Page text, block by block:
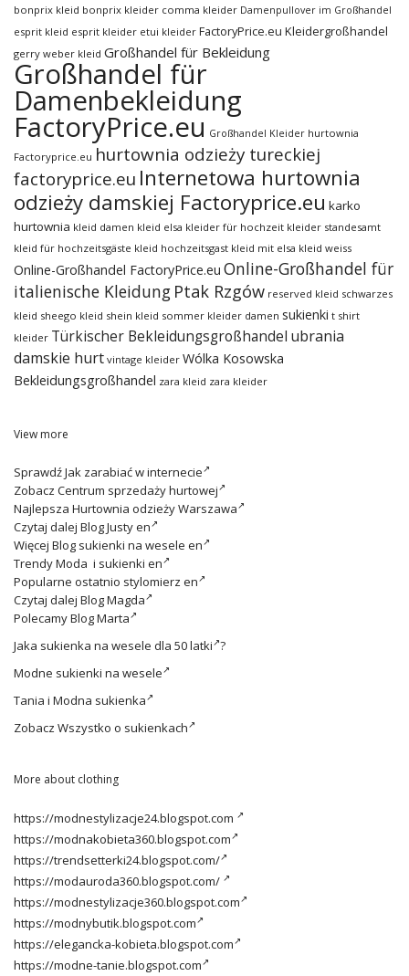
bonprix kleid bonprix kleider comma kleider Damenpullover im Großhandel
esprit kleid esprit kleider etui kleider FactoryPrice.eu Kleidergroßhandel
gerry weber kleid Großhandel für Bekleidung
Großhandel für
Damenbekleidung
FactoryPrice.eu Großhandel Kleider hurtownia
Factoryprice.eu hurtownia odzieży tureckiej
factoryprice.eu Internetowa hurtownia
odzieży damskiej Factoryprice.eu karko
hurtownia kleid damen kleid elsa kleider für hochzeit kleider standesamt
kleid für hochzeitsgäste kleid hochzeitsgast kleid mit elsa kleid weiss
Online-Großhandel FactoryPrice.eu Online-Großhandel für
italienische Kleidung Ptak Rzgów reserved kleid schwarzes
kleid sheego kleid shein kleid sommer kleider damen sukienki t shirt
kleider Türkischer Bekleidungsgroßhandel ubrania
damskie hurt vintage kleider Wólka Kosowska
Bekleidungsgroßhandel zara kleid zara kleider
View more
SprawdźJak zarabiać w internecie
Zobacz Centrum sprzedaży hurtowej
Najlepsza Hurtownia odzieży Warszawa
Czytaj dalej Blog Justy en
Więcej Blog sukienki na wesele en
TrendyModa i sukienki en
Popularne ostatnio stylomierz en
Czytaj dalej Blog Magda
PolecamyBlog Marta
Jaka sukienka na wesele dla 50 latki ?
Modne sukienki na wesele
Tania i Modna sukienka
Zobacz Wszystko o sukienkach
More about clothing
https://modnestylizacje24.blogspot.com
https://modnakobieta360.blogspot.com
https://trendsetterki24.blogspot.com/
https://modauroda360.blogspot.com/
https://modnestylizacje360.blogspot.com
https://modnybutik.blogspot.com
https://elegancka-kobieta.blogspot.com
https://modne-tanie.blogspot.com